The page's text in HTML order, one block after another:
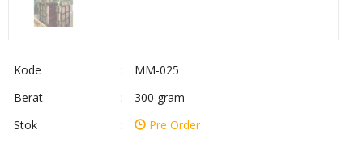
Kode :
MM-025
Berat
:
300 gram
Stok
:
Pre Order